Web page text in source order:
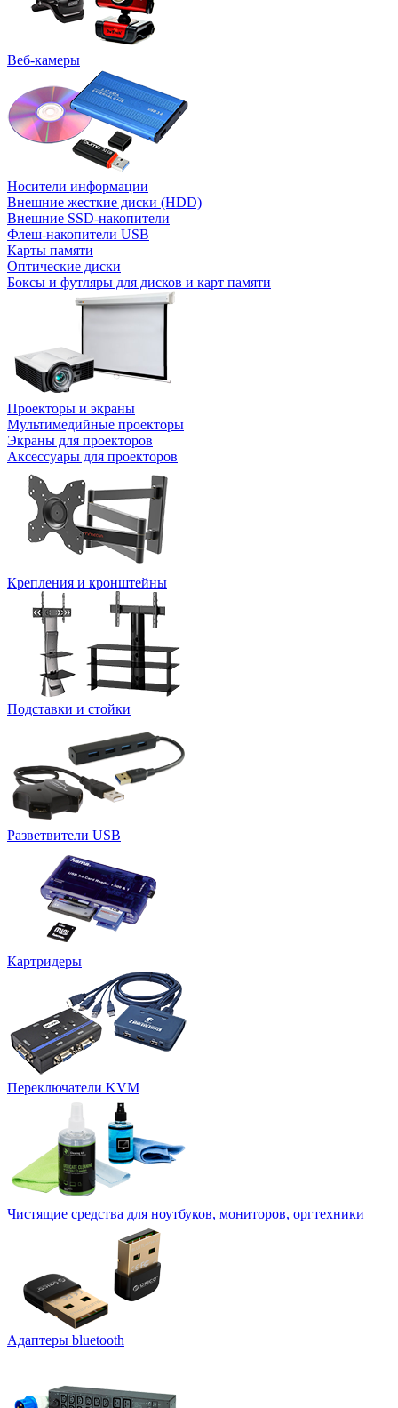
Веб-камеры
Носители информации
Внешние жесткие диски (HDD)
Внешние SSD-накопители
Флеш-накопители USB
Карты памяти
Оптические диски
Боксы и футляры для дисков и карт памяти
Проекторы и экраны
Мультимедийные проекторы
Экраны для проекторов
Аксессуары для проекторов
Крепления и кронштейны
Подставки и стойки
Разветвители USB
Картридеры
Переключатели KVM
Чистящие средства для ноутбуков, мониторов, оргтехники
Адаптеры bluetooth